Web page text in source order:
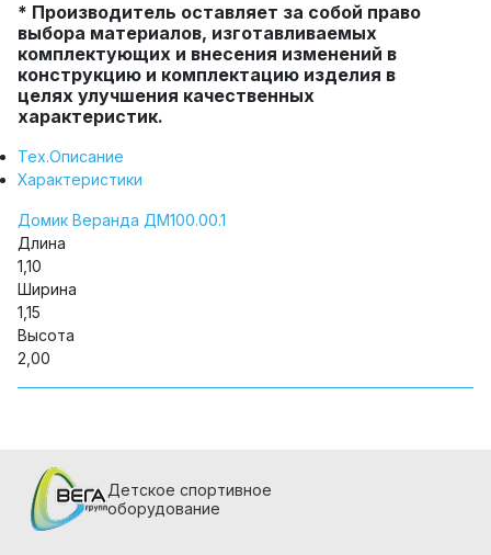
* Производитель оставляет за собой право
выбора материалов, изготавливаемых
комплектующих и внесения изменений в
конструкцию и комплектацию изделия в
целях улучшения качественных
характеристик.
Тех.Описание
Характеристики
Домик Веранда ДМ100.00.1
Длина
1,10
Ширина
1,15
Высота
2,00
Детское спортивное
оборудование